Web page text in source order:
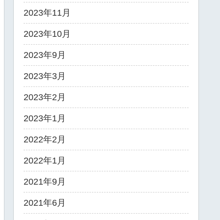
2023年11月
2023年10月
2023年9月
2023年3月
2023年2月
2023年1月
2022年2月
2022年1月
2021年9月
2021年6月